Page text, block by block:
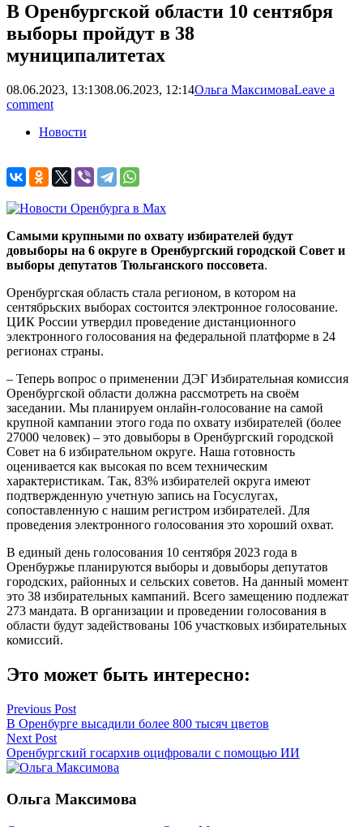
В Оренбургской области 10 сентября
выборы пройдут в 38
муниципалитетах
08.06.2023, 13:1308.06.2023, 12:14Ольга МаксимоваLeave a
comment
Новости
Самыми крупными по охвату избирателей будут
довыборы на 6 округе в Оренбургский городской Совет и
выборы депутатов Тюльганского поссовета.
Оренбургская область стала регионом, в котором на
сентябрьских выборах состоится электронное голосование.
ЦИК России утвердил проведение дистанционного
электронного голосования на федеральной платформе в 24
регионах страны.
– Теперь вопрос о применении ДЭГ Избирательная комиссия
Оренбургской области должна рассмотреть на своём
заседании. Мы планируем онлайн-голосование на самой
крупной кампании этого года по охвату избирателей (более
27000 человек) – это довыборы в Оренбургский городской
Совет на 6 избирательном округе. Наша готовность
оценивается как высокая по всем техническим
характеристикам. Так, 83% избирателей округа имеют
подтвержденную учетную запись на Госуслугах,
сопоставленную с нашим регистром избирателей. Для
проведения электронного голосования это хороший охват.
В единый день голосования 10 сентября 2023 года в
Оренбуржье планируются выборы и довыборы депутатов
городских, районных и сельских советов. На данный момент
это 38 избирательных кампаний. Всего замещению подлежат
273 мандата. В организации и проведении голосования в
области будут задействованы 106 участковых избирательных
комиссий.
Это может быть интересно:
Навигация
по
записям
Previous Post
В Оренбурге высадили более 800 тысяч цветов
Next Post
Оренбургский госархив оцифровали с помощью ИИ
Ольга Максимова